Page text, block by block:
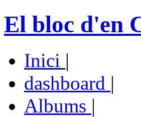
El bloc d'en
Inici |
dashboard |
Albums |